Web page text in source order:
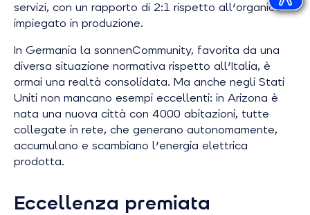
servizi, con un rapporto di 2:1 rispetto all'organico
impiegato in produzione.
In Germania la sonnenCommunity, favorita da una
diversa situazione normativa rispetto all'Italia, è
ormai una realtà consolidata. Ma anche negli Stati
Uniti non mancano esempi eccellenti: in Arizona è
nata una nuova città con 4000 abitazioni, tutte
collegate in rete, che generano autonomamente,
accumulano e scambiano l'energia elettrica
prodotta.
Eccellenza premiata